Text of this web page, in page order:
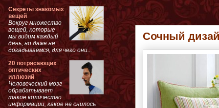
Сочный
Секреты знакомых
вещей
Вокруг множество
вещей, которые
мы видим каждый
день, но даже не
догадываемся, для чего они...
20 потрясающих
оптических
иллюзий
Человеческий мозг
обрабатывает
такое количество
информации, какое не снилось